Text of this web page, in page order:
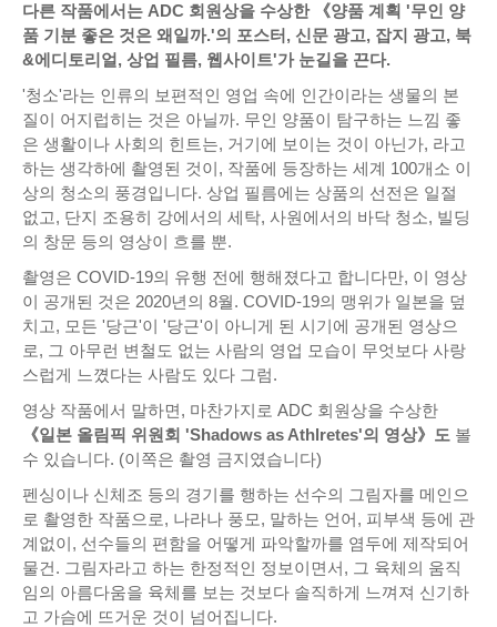
다른 작품에서는 ADC 회원상을 수상한 《양품 계획 '무인 양
품 기분 좋은 것은 왜일까.'의 포스터, 신문 광고, 잡지 광고, 북
&에디토리얼, 상업 필름, 웹사이트'가 눈길을 끈다.
'청소'라는 인류의 보편적인 영업 속에 인간이라는 생물의 본
질이 어지럽히는 것은 아닐까. 무인 양품이 탐구하는 느낌 좋
은 생활이나 사회의 힌트는, 거기에 보이는 것이 아닌가, 라고
하는 생각하에 촬영된 것이, 작품에 등장하는 세계 100개소 이
상의 청소의 풍경입니다. 상업 필름에는 상품의 선전은 일절
없고, 단지 조용히 강에서의 세탁, 사원에서의 바닥 청소, 빌딩
의 창문 등의 영상이 흐를 뿐.
촬영은 COVID-19의 유행 전에 행해졌다고 합니다만, 이 영상
이 공개된 것은 2020년의 8월. COVID-19의 맹위가 일본을 덮
치고, 모든 '당근'이 '당근'이 아니게 된 시기에 공개된 영상으
로, 그 아무런 변철도 없는 사람의 영업 모습이 무엇보다 사랑
스럽게 느꼈다는 사람도 있다 그럼.
영상 작품에서 말하면, 마찬가지로 ADC 회원상을 수상한
《일본 올림픽 위원회 'Shadows as Athlretes'의 영상》도 볼
수 있습니다. (이쪽은 촬영 금지였습니다)
펜싱이나 신체조 등의 경기를 행하는 선수의 그림자를 메인으
로 촬영한 작품으로, 나라나 풍모, 말하는 언어, 피부색 등에 관
계없이, 선수들의 편함을 어떻게 파악할까를 염두에 제작되어
물건. 그림자라고 하는 한정적인 정보이면서, 그 육체의 움직
임의 아름다움을 육체를 보는 것보다 솔직하게 느껴져 신기하
고 가슴에 뜨거운 것이 넘어집니다.